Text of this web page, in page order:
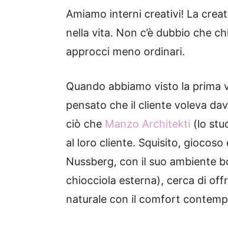
Amiamo interni creativi! La
nella vita. Non c’è dubbio che
approcci meno ordinari.
Quando abbiamo visto la prima
pensato che il cliente voleva
ciò che Manzo Architekti (lo
al loro cliente. Squisito, giocoso
Nussberg, con il suo ambiente
chiocciola esterna), cerca di
naturale con il comfort